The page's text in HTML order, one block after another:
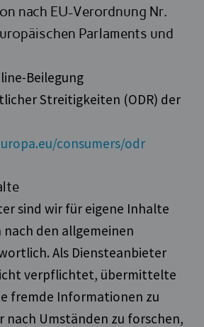
nach EU-Verordnung Nr.
Parlaments und
Beilegung
Streitigkeiten (ODR) der
consumers/odr
sind wir für eigene Inhalte
nach den allgemeinen
Als Diensteanbieter
verpflichtet, übermittelte
fremde Informationen zu
nach Umständen zu forschen,